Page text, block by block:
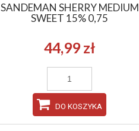
SANDEMAN SHERRY MEDIUM
SWEET 15% 0,75
44,99 zł
DO KOSZYKA